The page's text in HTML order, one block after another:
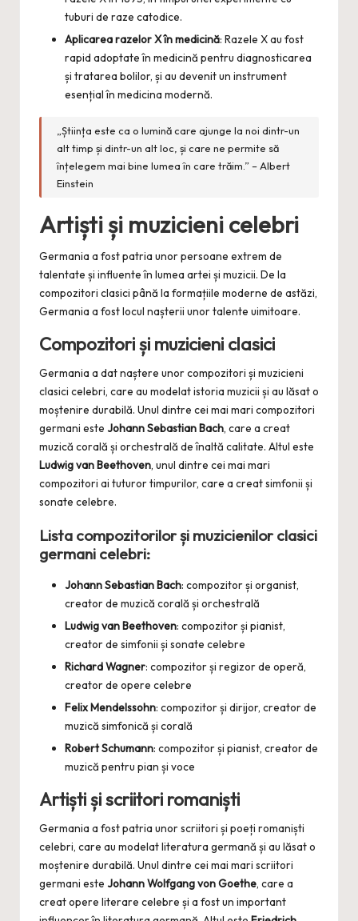
tuburi de raze catodice.
Aplicarea razelor X în medicină: Razele X au fost
rapid adoptate în medicină pentru diagnosticarea
și tratarea bolilor, și au devenit un instrument
esențial în medicina modernă.
„Știința este ca o lumină care ajunge la noi dintr-un
alt timp și dintr-un alt loc, și care ne permite să
înțelegem mai bine lumea în care trăim.” – Albert
Einstein
Artiști și muzicieni celebri
Germania a fost patria unor persoane extrem de
talentate și influente în lumea artei și muzicii. De la
compozitori clasici până la formațiile moderne de astăzi,
Germania a fost locul nașterii unor talente uimitoare.
Compozitori și muzicieni clasici
Germania a dat naștere unor compozitori și muzicieni
clasici celebri, care au modelat istoria muzicii și au lăsat o
moștenire durabilă. Unul dintre cei mai mari compozitori
germani este Johann Sebastian Bach, care a creat
muzică corală și orchestrală de înaltă calitate. Altul este
Ludwig van Beethoven, unul dintre cei mai mari
compozitori ai tuturor timpurilor, care a creat simfonii și
sonate celebre.
Lista compozitorilor și muzicienilor clasici
germani celebri:
Johann Sebastian Bach: compozitor și organist,
creator de muzică corală și orchestrală
Ludwig van Beethoven: compozitor și pianist,
creator de simfonii și sonate celebre
Richard Wagner: compozitor și regizor de operă,
creator de opere celebre
Felix Mendelssohn: compozitor și dirijor, creator de
muzică simfonică și corală
Robert Schumann: compozitor și pianist, creator de
muzică pentru pian și voce
Artiști și scriitori romaniști
Germania a fost patria unor scriitori și poeți romaniști
celebri, care au modelat literatura germană și au lăsat o
moștenire durabilă. Unul dintre cei mai mari scriitori
germani este Johann Wolfgang von Goethe, care a
creat opere literare celebre și a fost un important